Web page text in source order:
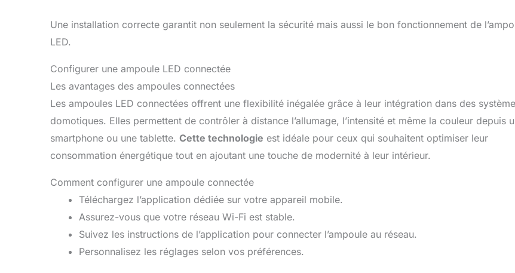
Une installation correcte garantit non seulement la sécurité mais aussi le bon fonctionnement de
LED.
Configurer une ampoule LED connectée
Les avantages des ampoules connectées
Les ampoules LED connectées offrent une flexibilité inégalée grâce à leur intégration dans des
domotiques. Elles permettent de contrôler à distance l’allumage, l’intensité et même la couleur depuis
smartphone ou une tablette. Cette technologie est idéale pour ceux qui souhaitent optimiser leur
consommation énergétique tout en ajoutant une touche de modernité à leur intérieur.
Comment configurer une ampoule connectée
Téléchargez l’application dédiée sur votre appareil mobile.
Assurez-vous que votre réseau Wi-Fi est stable.
Suivez les instructions de l’application pour connecter l’ampoule au réseau.
Personnalisez les réglages selon vos préférences.